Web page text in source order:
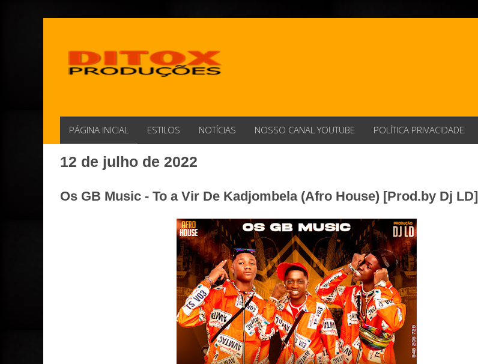
PÁGINA INICIAL ESTILOS NOTÍCIAS NOSSO CANAL YOUTUBE POLÍTICA PRIVACIDADE
12 de julho de 2022
Os GB Music - To a Vir De Kadjombela (Afro House) [Prod.by Dj LD]